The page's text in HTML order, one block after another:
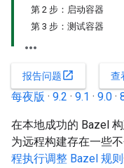
第 2 步：启动容器
第 3 步：测试容器
报告问题open_in_new 查
每夜版 · 9.2 · 9.1 · 9.0 ·
在本地成功的 Bazel
为远程构建存在一些
程执行调整 Bazel 规则